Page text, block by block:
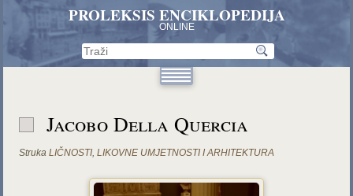
PROLEKSIS ENCIKLOPEDIJA
ONLINE
Jacobo Della Quercia
Struka LIČNOSTI,LIKOVNE UMJETNOSTI I ARHITEKTURA